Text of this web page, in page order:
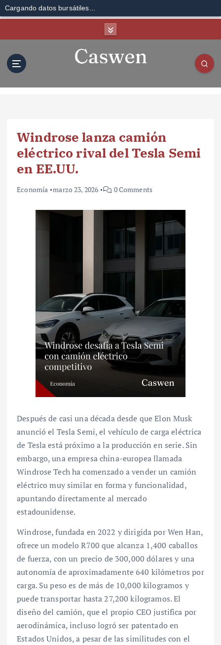
Cargando datos bursátiles...
Windrose lanza camión
eléctrico rival del Tesla Semi
en EE.UU.
Economía marzo 23, 2026 0 Comments
Después de casi una década desde que Elon Musk
anunció el Tesla Semi, el vehículo de carga eléctrica
de Tesla está próximo a la producción en serie. Sin
embargo, una empresa china-europea llamada
Windrose Tech ha comenzado a vender un camión
eléctrico muy similar en forma y funcionalidad,
apuntando directamente al mercado
estadounidense.
Windrose, fundada en 2022 y dirigida por Wen Han,
ofrece un modelo R700 que alcanza 1,400 caballos
de fuerza, con un precio de 300,000 dólares y una
autonomía de aproximadamente 640 kilómetros por
carga. Su peso es de más de 10,000 kilogramos y
puede transportar hasta 27,200 kilogramos. El
diseño del camión, que el propio CEO justifica por
aerodinámica, incluso logró ser patentado en
Estados Unidos, a pesar de las similitudes con el